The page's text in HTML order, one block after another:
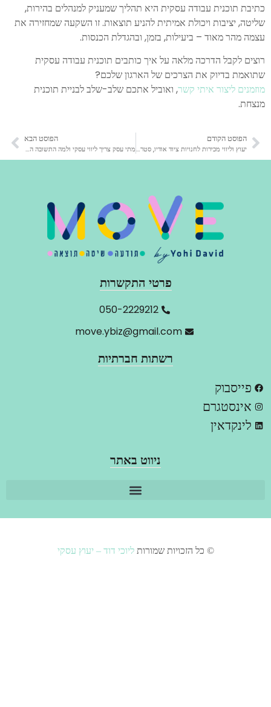
כתיבת תוכנית עבודה עסקית היא תהליך שמעניק למנהלים בהירות,
שליטה, יציבות ויכולת אמיתית להניע תוצאות. זו השקעה שמחזירה את
עצמה מהר מאוד – ביעילות, בזמן, ובהגדלת הכנסות.
רוצים לקבל הדרכה מלאה על איך כותבים תוכנית עבודה עסקית
שתואמת בדיוק את הצרכים של הארגון שלכם?
מוזמנים ליצור איתי קשר, ואוביל אתכם שלב-שלב לבניית תוכנית
מנצחת.
הפוסט הקודם
יעוץ וליווי מכירות לחנויות ציוד אודיו, סטריאו ורמקולים
הפוסט הבא
מתי עסק צריך ליווי עסקי ולמה התשובה היא: תמיד?!
פרטי התקשרות
‬050-2229212
move.ybiz@gmail.com
רשתות חברתיות
פייסבוק
אינסטגרם
לינקדאין
ניווט באתר
© כל הזכויות שמורותליוכי דוד – יעוץ עסקי